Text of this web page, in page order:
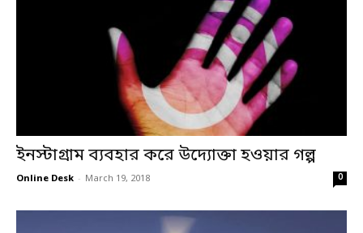
ইনস্টাগ্রাম ব্যবহার করে উদ্যোক্তা হওয়ার গল্প
Online Desk - March 19, 2018 0